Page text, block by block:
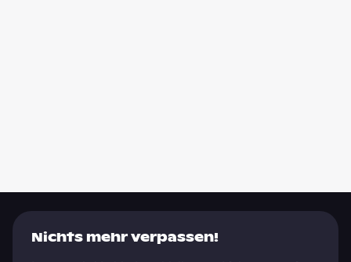
Nichts mehr verpassen!